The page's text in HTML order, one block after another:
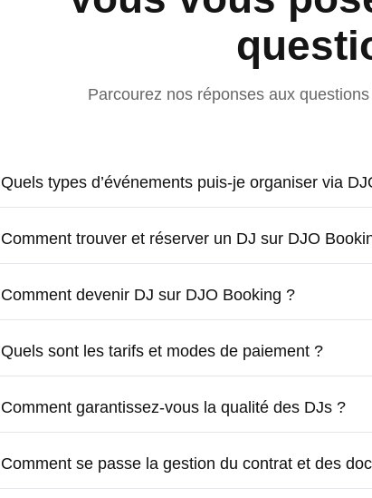
Parcourez nos réponses aux
Quels types d’événements puis-je organiser via
Comment trouver et réserver un DJ sur DJO
Comment devenir DJ sur DJO Booking ?
Quels sont les tarifs et modes de paiement ?
Comment garantissez-vous la qualité des DJs ?
Comment se passe la gestion du contrat et des